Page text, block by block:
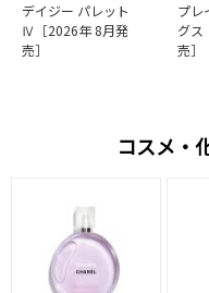
デイジー パレット
Ⅳ［2026年 8月発
売］
プレ
グス
売］
コスメ・